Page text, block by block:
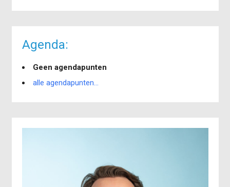
Agenda:
Geen agendapunten
alle agendapunten...